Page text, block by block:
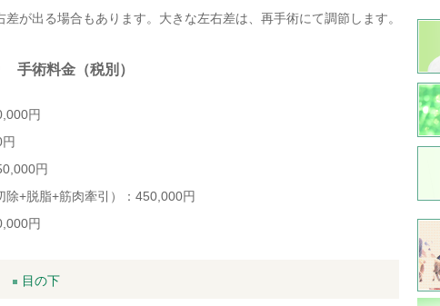
差が出る場合もあります。大きな左右差は、再手術にて調節します。
手術料金（税別）
円
円
除+脱脂+筋肉牽引）：450,000円
円
目の下